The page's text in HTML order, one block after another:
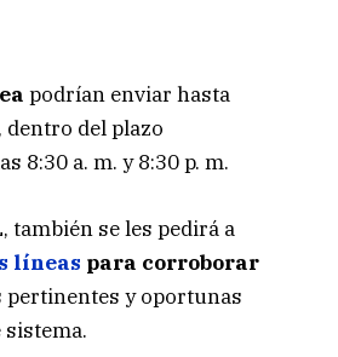
podrían enviar hasta
dentro del plazo
8:30 a. m. y 8:30 p. m.
también se les pedirá a
líneas para corroborar
pertinentes y oportunas